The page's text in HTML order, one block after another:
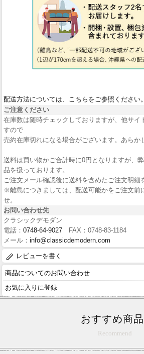
配送方法については、こちらをご参照ください。
ご注意ください
在庫数は随時チェックしておりますが、他サイ
すので
売約在庫切れになる場合がございます。あらか
送料は買い物かご合計時に0円となりますが、
品を扱っております。
ご注文メール確認後に送料を含めたご注文明細
※離島につきましては、配送可能かをご注文前
せ。
お問い合わせ先
クラシックデモダン
電話： 0748-64-9027 FAX：0748-83-1184
メール： info@classicdemodern.com
レビューを書く
商品についてのお問い合わせ
お気に入りに登録
おすすめ商品
Recommend